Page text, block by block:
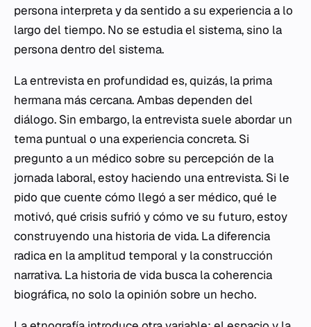
persona interpreta y da sentido a su experiencia a lo
largo del tiempo. No se estudia el sistema, sino la
persona dentro del sistema.
La entrevista en profundidad es, quizás, la prima
hermana más cercana. Ambas dependen del
diálogo. Sin embargo, la entrevista suele abordar un
tema puntual o una experiencia concreta. Si
pregunto a un médico sobre su percepción de la
jornada laboral, estoy haciendo una entrevista. Si le
pido que cuente cómo llegó a ser médico, qué le
motivó, qué crisis sufrió y cómo ve su futuro, estoy
construyendo una historia de vida. La diferencia
radica en la amplitud temporal y la construcción
narrativa. La historia de vida busca la coherencia
biográfica, no solo la opinión sobre un hecho.